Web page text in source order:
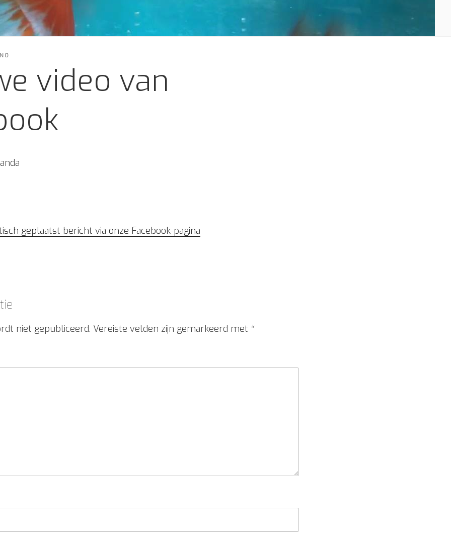
video van
geplaatst bericht via onze Facebook-pagina
niet gepubliceerd. Vereiste velden zijn gemarkeerd met *